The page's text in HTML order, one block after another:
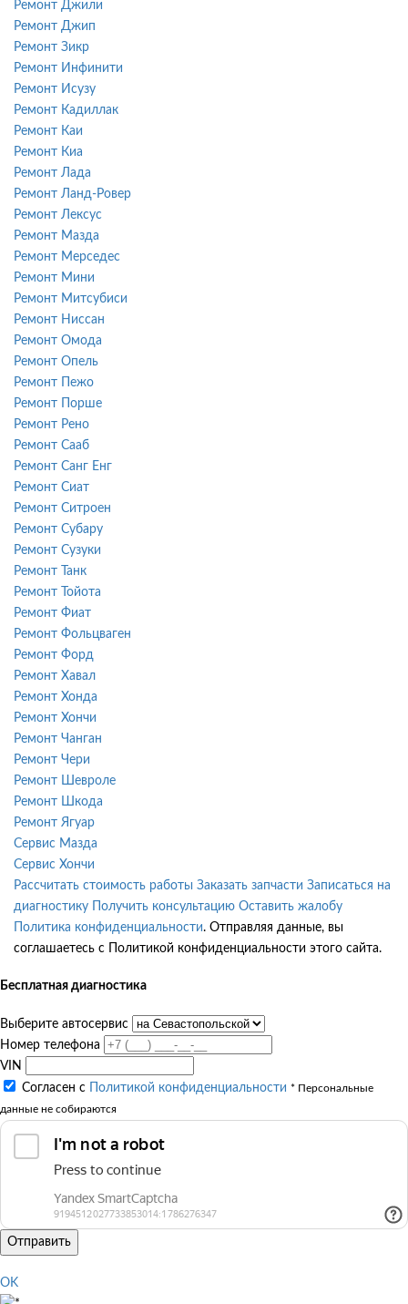
Ремонт Джили
Ремонт Джип
Ремонт Зикр
Ремонт Инфинити
Ремонт Исузу
Ремонт Кадиллак
Ремонт Каи
Ремонт Киа
Ремонт Лада
Ремонт Ланд-Ровер
Ремонт Лексус
Ремонт Мазда
Ремонт Мерседес
Ремонт Мини
Ремонт Митсубиси
Ремонт Ниссан
Ремонт Омода
Ремонт Опель
Ремонт Пежо
Ремонт Порше
Ремонт Рено
Ремонт Сааб
Ремонт Санг Енг
Ремонт Сиат
Ремонт Ситроен
Ремонт Субару
Ремонт Сузуки
Ремонт Танк
Ремонт Тойота
Ремонт Фиат
Ремонт Фольцваген
Ремонт Форд
Ремонт Хавал
Ремонт Хонда
Ремонт Хончи
Ремонт Чанган
Ремонт Чери
Ремонт Шевроле
Ремонт Шкода
Ремонт Ягуар
Сервис Мазда
Сервис Хончи
Рассчитать стоимость работы Заказать запчасти Записаться на
диагностику
Получить консультацию Оставить жалобу
Политика конфиденциальности. Отправляя данные, вы
соглашаетесь с Политикой конфиденциальности этого сайта.
Бесплатная диагностика
Выберите автосервис
Номер телефона
VIN
Согласен с
Политикой конфиденциальности * Персональные
данные не собираются
Отправить
OK